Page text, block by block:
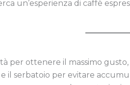
un’esperienza di caffè
per ottenere il massimo
il serbatoio per evitare